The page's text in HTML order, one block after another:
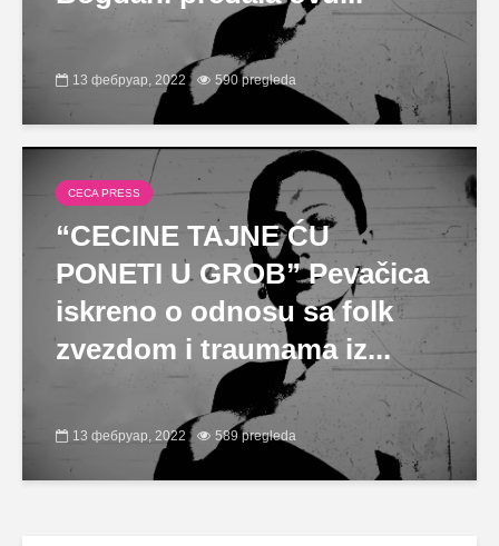
13 фебруар, 2022 590 pregleda
CECA PRESS
“CECINE TAJNE ĆU
PONETI U GROB” Pevačica
iskreno o odnosu sa folk
zvezdom i traumama iz...
13 фебруар, 2022 589 pregleda